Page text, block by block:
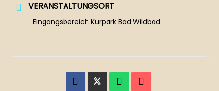
VERANSTALTUNGSORT
Eingangsbereich Kurpark Bad Wildbad